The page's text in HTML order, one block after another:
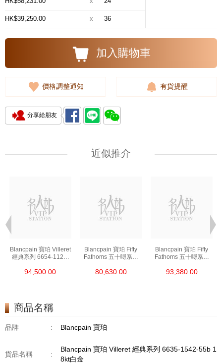
HK$39,250.00 x 36
加入購物車
價格調整通知 有貨提醒
分享給朋友
近似推介
Blancpain 寶珀 Villeret
經典系列 6654-1127-
94,500.00
Blancpain 寶珀 Fifty
Fathoms 五十噚系列
80,630.00
Blancpain 寶珀 Fifty
Fathoms 五十噚系列
93,380.00
商品名稱
品牌 : Blancpain 寶珀
貨品名稱 :
Blancpain 寶珀 Villeret 經典系列 6635-1542-55b 1
8kt白金